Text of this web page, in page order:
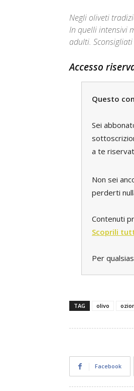
Negli oliveti
In quelli intensivi
adulti.
Accesso
Questo
Sei
a te
Non sei
perderti
Contenuti
Scoprili
Per
TAG olivo
Facebook